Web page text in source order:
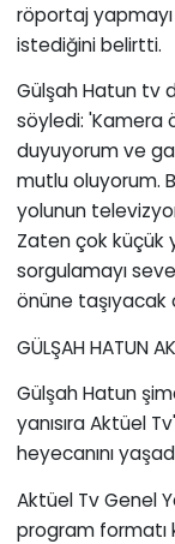
röportaj
istediğini belirtti.
Gülşah Hatun tv
söyledi: 'Kamera
duyuyorum ve
mutlu oluyorum.
yolunun
Zaten çok küçük
sorgulamayı
önüne
GÜLŞAH HATUN
Gülşah Hatun
yanısıra Aktüel
heyecanını
Aktüel Tv Genel
program formatı